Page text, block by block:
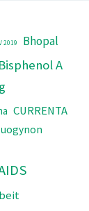
2019 Bhopal
Bisphenol A
CURRENTA